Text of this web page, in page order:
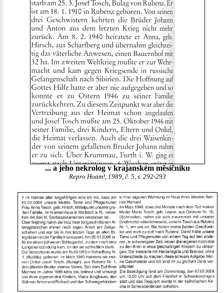
... a jeho nekrolog v krajanském měsíčníku
Repro Hoam!, 1989, č. 5, s. 292-293